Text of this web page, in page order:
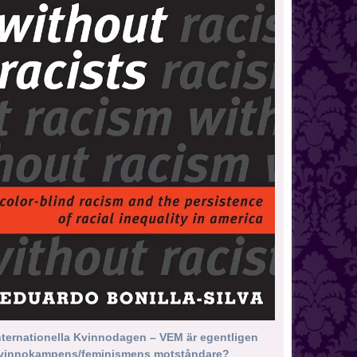
Kvinnodagen – VEM är egentligen
feminismens motståndare?